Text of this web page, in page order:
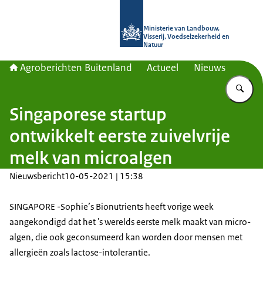
Ministerie van Landbouw,
Visserij, Voedselzekerheid en
Natuur
Agroberichten Buitenland Actueel Nieuws
Singaporese startup
ontwikkelt eerste zuivelvrije
melk van microalgen
Nieuwsbericht10-05-2021 | 15:38
SINGAPORE -Sophie’s Bionutrients heeft vorige week
aangekondigd dat het 's werelds eerste melk maakt van micro-
algen, die ook geconsumeerd kan worden door mensen met
allergieën zoals lactose-intolerantie.